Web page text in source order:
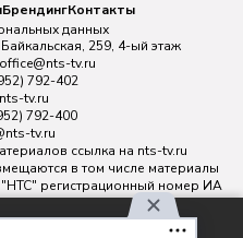
БрендингКонтакты
данных
259, 4-ый этаж
office@nts-tv.ru
792-402
tv.ru
792-400
tv.ru
ссылка на nts-tv.ru
в том числе материалы
регистрационный номер ИА
Федеральной службой по
технологий и массовых